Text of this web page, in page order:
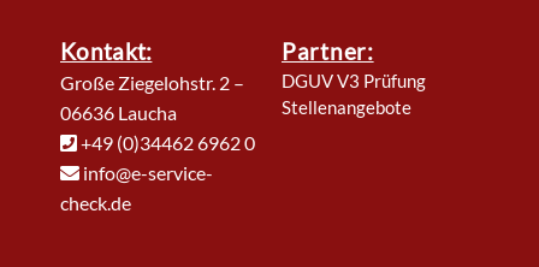
Kontakt:
Große Ziegelohstr. 2 –
06636 Laucha
+49 (0)34462 6962 0
info@e-service-
check.de
Partner:
DGUV V3 Prüfung
Stellenangebote